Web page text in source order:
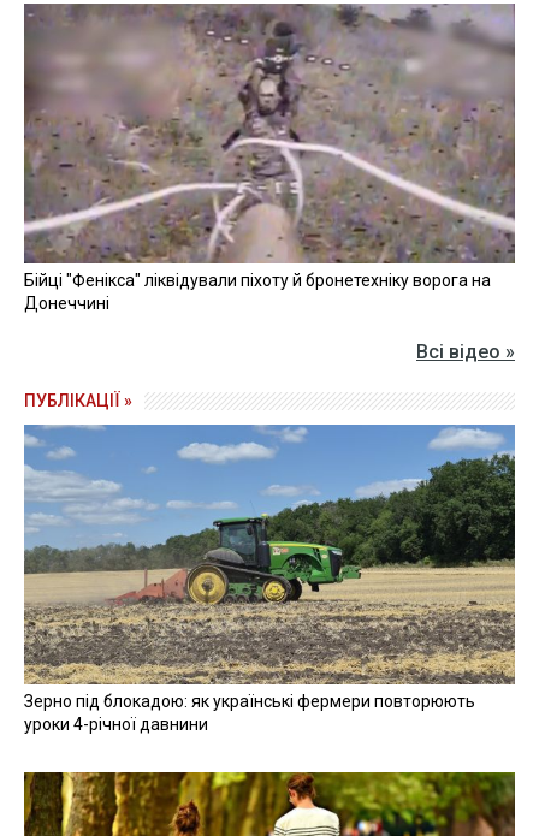
Бійці "Фенікса" ліквідували піхоту й бронетехніку ворога на
Донеччині
Всі відео »
ПУБЛІКАЦІЇ »
Зерно під блокадою: як українські фермери повторюють
уроки 4-річної давнини